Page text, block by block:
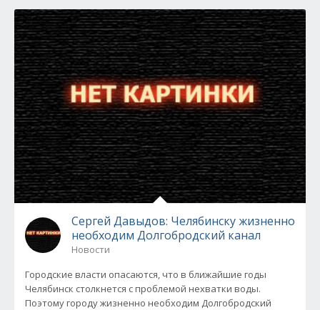
Сергей Давыдов: Челябинску жизненно
необходим Долгобродский канал
Новости
Городские власти опасаются, что в ближайшие годы
Челябинск столкнется с проблемой нехватки воды.
Поэтому городу жизненно необходим Долгобродский